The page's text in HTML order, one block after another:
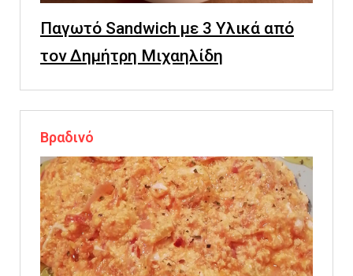
Παγωτό Sandwich με 3 Υλικά από
τον Δημήτρη Μιχαηλίδη
Βραδινό